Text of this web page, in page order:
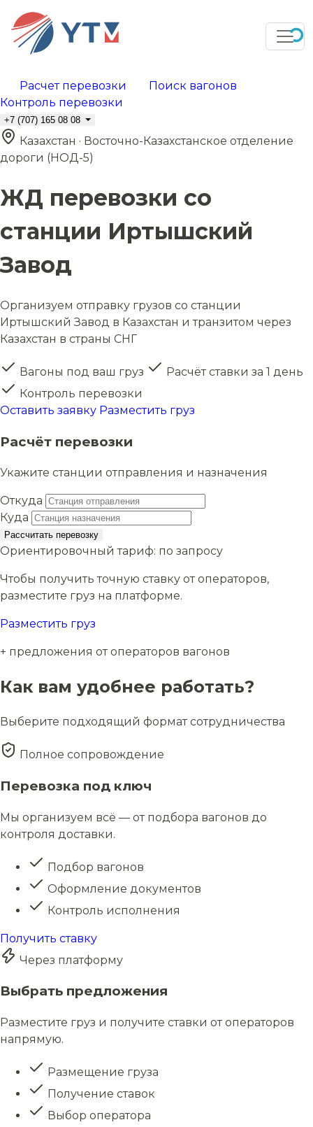
Расчет перевозки
Поиск вагонов
Контроль перевозки
+7 (707) 165 08 08
Казахстан · Восточно-Казахстанское отделение
дороги (НОД-5)
ЖД перевозки со
станции Иртышский
Завод
Организуем отправку грузов со станции
Иртышский Завод в Казахстан и транзитом через
Казахстан в страны СНГ
Вагоны под ваш груз
Расчёт ставки за 1 день
Контроль перевозки
Оставить заявку Разместить груз
Расчёт перевозки
Укажите станции отправления и назначения
Откуда
Куда
Рассчитать перевозку
Ориентировочный тариф: по запросу
Чтобы получить точную ставку от операторов,
разместите груз на платформе.
Разместить груз
+ предложения от операторов вагонов
Как вам удобнее работать?
Выберите подходящий формат сотрудничества
Полное сопровождение
Перевозка под ключ
Мы организуем всё — от подбора вагонов до
контроля доставки.
Подбор вагонов
Оформление документов
Контроль исполнения
Получить ставку
Через платформу
Выбрать предложения
Разместите груз и получите ставки от операторов
напрямую.
Размещение груза
Получение ставок
Выбор оператора